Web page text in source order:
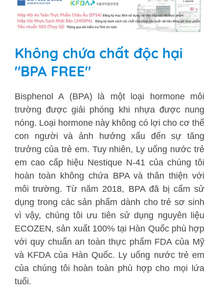
Không chứa chất độc hại
"BPA FREE"
Bisphenol A (BPA) là một loại hormone môi
trường được giải phóng khi nhựa được nung
nóng. Loại hormone này không có lợi cho cơ thể
con người và ảnh hưởng xấu đến sự tăng
trưởng của trẻ em. Tuy nhiên, Ly uống nước trẻ
em cao cấp hiệu Nestique N-41 của chúng tôi
hoàn toàn không chứa BPA và thân thiện với
môi trường. Từ năm 2018, BPA đã bị cấm sử
dụng trong các sản phẩm dành cho trẻ sơ sinh
vì vậy, chúng tôi ưu tiên sử dụng nguyên liệu
ECOZEN, sản xuất 100% tại Hàn Quốc phù hợp
với quy chuẩn an toàn thực phẩm FDA của Mỹ
và KFDA của Hàn Quốc. Ly uống nước trẻ em
của chúng tôi hoàn toàn phù hợp cho mọi lứa
tuổi.